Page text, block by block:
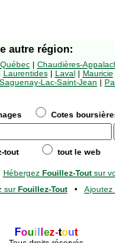
autre région:
| Chaudières-
Laurentides| Laval| Mauricie
Saguenay-Lac-Saint-Jean |
Cotes
tout tout le web
Hébergez Fouillez-Toutsur
surFouillez-Tout• Ajoutez
Foui ez-tout